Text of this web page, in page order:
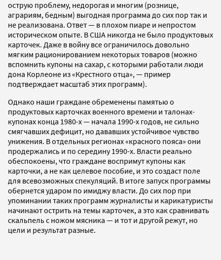
острую проблему, недорогая и многим (рознице,
аграриям, бедным) выгодная программа до сих пор так и
не реализована. Ответ — в плохом пиаре и непростом
историческом опыте. В США никогда не было продуктовых
карточек. Даже в войну все ограничилось довольно
мягким рационированием некоторых товаров (можно
вспомнить купоны на сахар, с которыми работали люди
дона Корлеоне из «Крестного отца», — пример
подтверждает масштаб этих программ).
Однако наши граждане обременены памятью о
продуктовых карточках военного времени и талонах-
купонах конца 1980-х — начала 1990-х годов, не сильно
смягчавших дефицит, но дававших устойчивое чувство
унижения. В отдельных регионах «красного пояса» они
продержались и по середину 1990-х. Власти реально
обеспокоены, что граждане воспримут купоны как
карточки, а не как целевое пособие, и это создаст поле
для всевозможных спекуляций. В итоге запуск программы
обернется ударом по имиджу власти. До сих пор при
упоминании таких программ журналисты и карикатуристы
начинают острить на темы карточек, а это как сравнивать
скальпель с ножом мясника — и тот и другой режут, но
цели и результат разные.